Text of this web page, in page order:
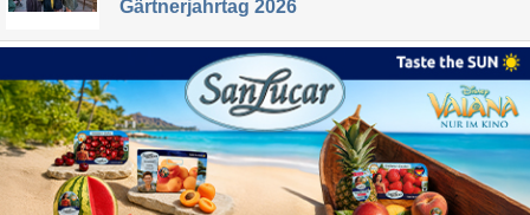
Gärtnerjahrtag 2026